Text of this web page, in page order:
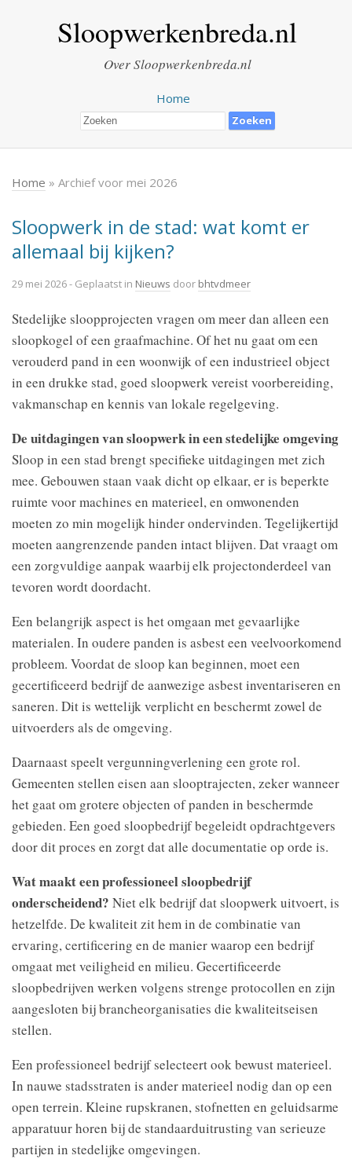
Sloopwerkenbreda.nl
Over Sloopwerkenbreda.nl
Home
Home » Archief voor mei 2026
Sloopwerk in de stad: wat komt er
allemaal bij kijken?
29 mei 2026- Geplaatst in Nieuws door bhtvdmeer
Stedelijke sloopprojecten vragen om meer dan alleen een
sloopkogel of een graafmachine. Of het nu gaat om een
verouderd pand in een woonwijk of een industrieel object
in een drukke stad, goed sloopwerk vereist voorbereiding,
vakmanschap en kennis van lokale regelgeving.
De uitdagingen van sloopwerk in een stedelijke omgeving
Sloop in een stad brengt specifieke uitdagingen met zich
mee. Gebouwen staan vaak dicht op elkaar, er is beperkte
ruimte voor machines en materieel, en omwonenden
moeten zo min mogelijk hinder ondervinden. Tegelijkertijd
moeten aangrenzende panden intact blijven. Dat vraagt om
een zorgvuldige aanpak waarbij elk projectonderdeel van
tevoren wordt doordacht.
Een belangrijk aspect is het omgaan met gevaarlijke
materialen. In oudere panden is asbest een veelvoorkomend
probleem. Voordat de sloop kan beginnen, moet een
gecertificeerd bedrijf de aanwezige asbest inventariseren en
saneren. Dit is wettelijk verplicht en beschermt zowel de
uitvoerders als de omgeving.
Daarnaast speelt vergunningverlening een grote rol.
Gemeenten stellen eisen aan slooptrajecten, zeker wanneer
het gaat om grotere objecten of panden in beschermde
gebieden. Een goed sloopbedrijf begeleidt opdrachtgevers
door dit proces en zorgt dat alle documentatie op orde is.
Wat maakt een professioneel sloopbedrijf
onderscheidend? Niet elk bedrijf dat sloopwerk uitvoert, is
hetzelfde. De kwaliteit zit hem in de combinatie van
ervaring, certificering en de manier waarop een bedrijf
omgaat met veiligheid en milieu. Gecertificeerde
sloopbedrijven werken volgens strenge protocollen en zijn
aangesloten bij brancheorganisaties die kwaliteitseisen
stellen.
Een professioneel bedrijf selecteert ook bewust materieel.
In nauwe stadsstraten is ander materieel nodig dan op een
open terrein. Kleine rupskranen, stofnetten en geluidsarme
apparatuur horen bij de standaarduitrusting van serieuze
partijen in stedelijke omgevingen.